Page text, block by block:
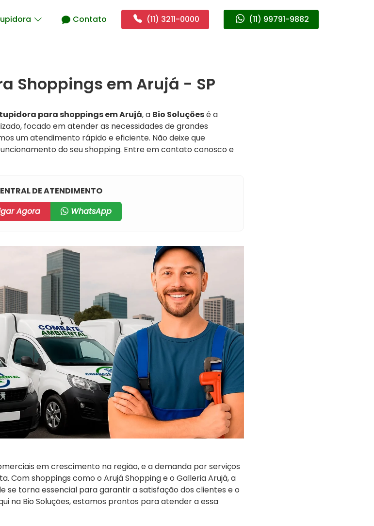
Contato (11) 3211-0000 (11) 99791-9882
Shoppings em Arujá - SP
para shoppings em Arujá, a Bio Soluçõesé a
focado em atender as necessidades de grandes
um atendimento rápido e eficiente. Não deixe que
do seu shopping. Entre em contato conosco e
DE ATENDIMENTO
Agora
WhatsApp
em crescimento na região, e a demanda por serviços
Com shoppings como o Arujá Shopping e o Galleria Arujá, a
se torna essencial para garantir a satisfação dos clientes e o
na Bio Soluções, estamos prontos para atender a essa